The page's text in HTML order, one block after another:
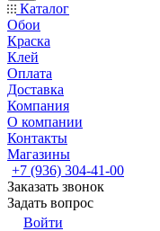
Каталог
Обои
Краска
Клей
Оплата
Доставка
Компания
О компании
Контакты
Магазины
+7 (936) 304-41-00
Заказать звонок
Задать вопрос
Войти